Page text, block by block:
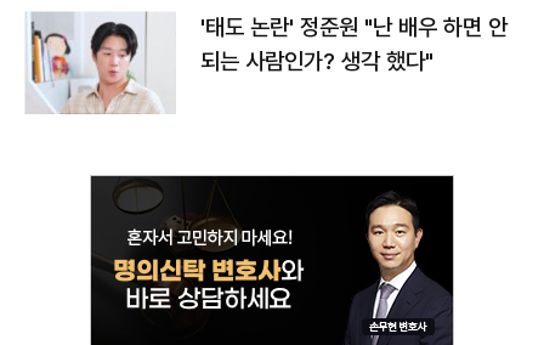
'태도 논란' 정준원 "난 배우 하면 안
되는 사람인가? 생각 했다"